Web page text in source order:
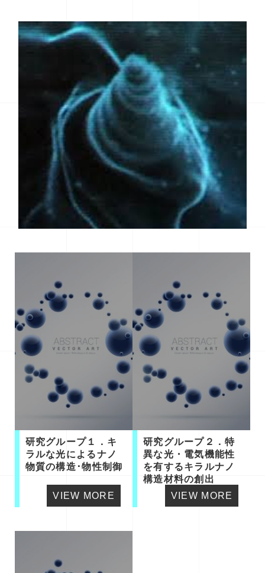
研究グループ１．キ
ラルな光によるナノ
物質の構造･物性制御
VIEW MORE
研究グループ２．特
異な光・電気機能性
を有するキラルナノ
構造材料の創出
VIEW MORE